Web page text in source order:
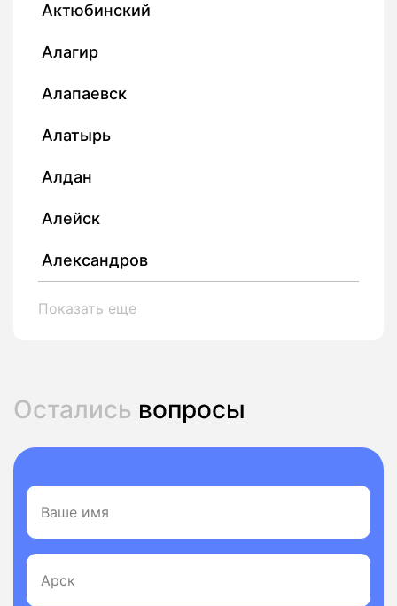
Актюбинский
Алагир
Алапаевск
Алатырь
Алдан
Алейск
Александров
Показать еще
Остались вопросы